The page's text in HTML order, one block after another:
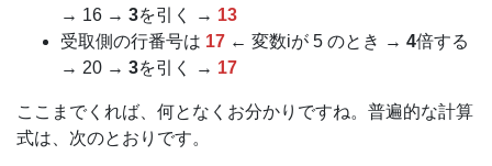
→ 16 → 3を引く → 13
受取側の行番号は 17 ← 変数iが 5 のとき → 4倍する
→ 20 → 3を引く → 17
ここまでくれば、何となくお分かりですね。普遍的な計算
式は、次のとおりです。